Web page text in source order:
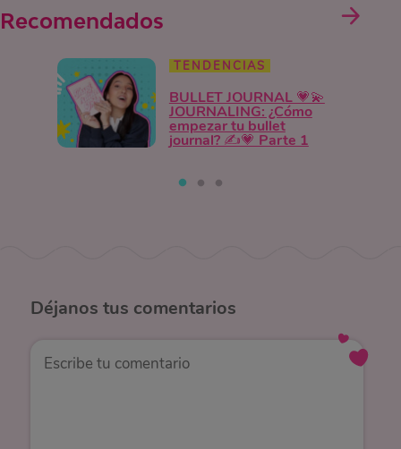
Recomendados
TENDENCIAS
BULLET JOURNAL 💗💫
JOURNALING: ¿Cómo
empezar tu bullet
journal? ✍️💗 Parte 1
Déjanos tus comentarios